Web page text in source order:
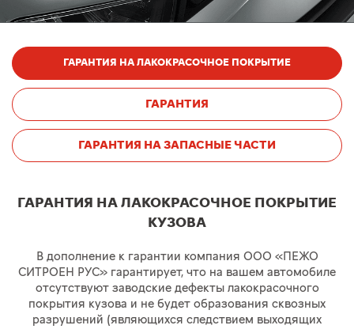
ГАРАНТИЯ НА ЛАКОКРАСОЧНОЕ ПОКРЫТИЕ
ГАРАНТИЯ
ГАРАНТИЯ НА ЗАПАСНЫЕ ЧАСТИ
ГАРАНТИЯ НА ЛАКОКРАСОЧНОЕ ПОКРЫТИЕ
КУЗОВА
В дополнение к гарантии компания ООО «ПЕЖО
СИТРОЕН РУС» гарантирует, что на вашем автомобиле
отсутствуют заводские дефекты лакокрасочного
покрытия кузова и не будет образования сквозных
разрушений (являющихся следствием выходящих